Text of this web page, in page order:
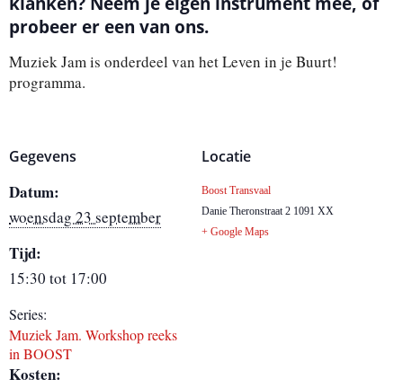
probeer er een van ons.
Muziek Jam is onderdeel van het Leven in je Buurt!
programma.
Gegevens
Datum:
woensdag 23 september
Tijd:
15:30 tot 17:00
Series:
Muziek Jam. Workshop reeks
in BOOST
Kosten:
Locatie
Boost Transvaal
Danie Theronstraat 2 1091 XX
+ Google Maps